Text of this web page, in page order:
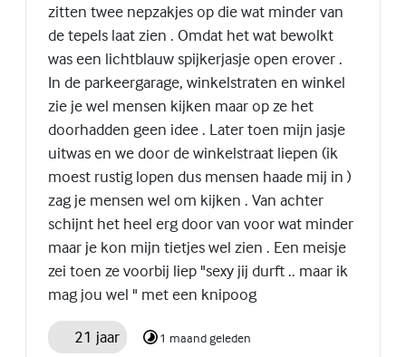
zitten twee nepzakjes op die wat minder van
de tepels laat zien . Omdat het wat bewolkt
was een lichtblauw spijkerjasje open erover .
In de parkeergarage, winkelstraten en winkel
zie je wel mensen kijken maar op ze het
doorhadden geen idee . Later toen mijn jasje
uitwas en we door de winkelstraat liepen (ik
moest rustig lopen dus mensen haade mij in )
zag je mensen wel om kijken . Van achter
schijnt het heel erg door van voor wat minder
maar je kon mijn tietjes wel zien . Een meisje
zei toen ze voorbij liep "sexy jij durft .. maar ik
mag jou wel " met een knipoog
21 jaar 1 maand geleden